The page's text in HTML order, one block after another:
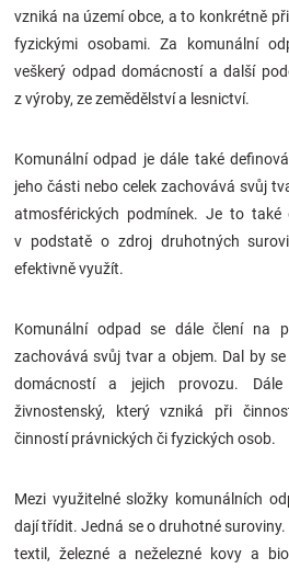
Hračkářství
Přihlášení
vzniká na území obce, a to konkrétně
fyzickými osobami. Za komunální
veškerý odpad domácností a další
z výroby, ze zemědělství a lesnictví.
Komunální odpad je dále také
jeho části nebo celek zachovává svůj
atmosférických podmínek. Je to
v podstatě o zdroj druhotných
efektivně využít.
Komunální odpad se dále člení na
zachovává svůj tvar a objem. Dal by
domácností a jejich provozu.
živnostenský, který vzniká při
činností právnických či fyzických osob.
Mezi využitelné složky komunálních
dají třídit. Jedná se o druhotné suroviny.
textil, železné a neželezné kovy a